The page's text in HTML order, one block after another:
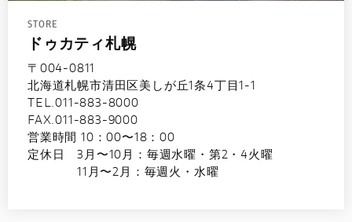
STORE
ドゥカティ札幌
〒004-0811
北海道札幌市清田区美しが丘1条4丁目1-1
TEL.011-883-8000
FAX.011-883-9000
営業時間 10：00〜18：00
定休日 3月〜10月：毎週水曜・第2・4火曜
11月〜2月：毎週火・水曜